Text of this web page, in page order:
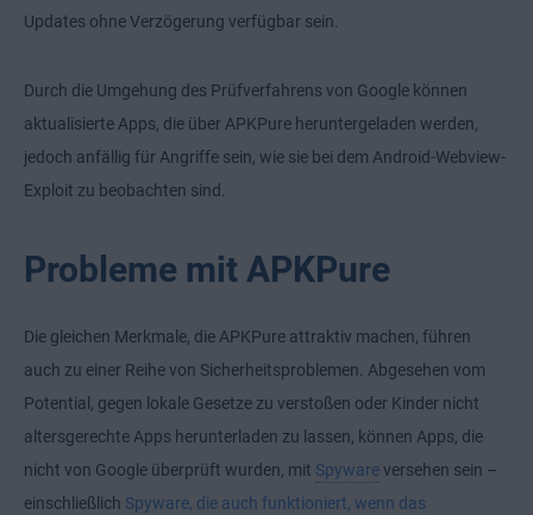
Updates ohne Verzögerung verfügbar sein.
Durch die Umgehung des Prüfverfahrens von Google können
aktualisierte Apps, die über APKPure heruntergeladen werden,
jedoch anfällig für Angriffe sein, wie sie bei dem Android-Webview-
Exploit zu beobachten sind.
Probleme mit APKPure
Die gleichen Merkmale, die APKPure attraktiv machen, führen
auch zu einer Reihe von Sicherheitsproblemen. Abgesehen vom
Potential, gegen lokale Gesetze zu verstoßen oder Kinder nicht
altersgerechte Apps herunterladen zu lassen, können Apps, die
nicht von Google überprüft wurden, mit Spywareversehen sein –
einschließlich Spyware, die auch funktioniert, wenn das